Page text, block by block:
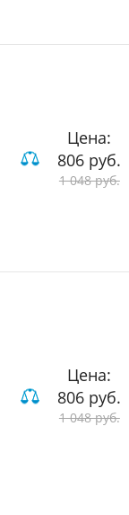
Цена:
806 руб.
1 048 руб.
Цена:
806 руб.
1 048 руб.